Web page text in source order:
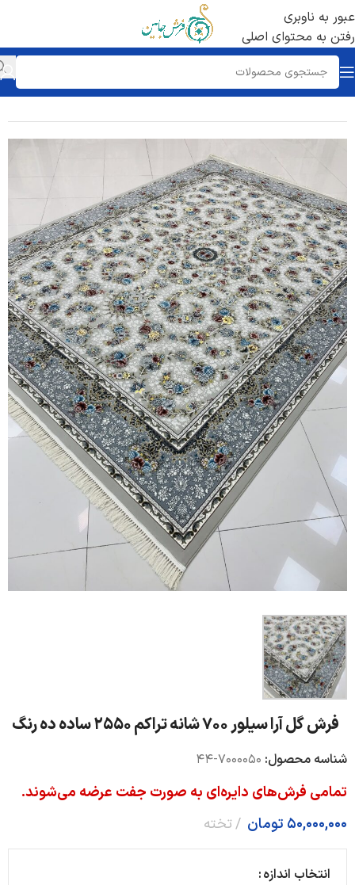
عبور به ناوبری
رفتن به محتوای اصلی
خانه/فرش 700 شانه /تراکم 2550 ساده
فرش گل آرا سیلور 700 شانه تراکم 2550 ساده ده رنگ
شناسه محصول: 7000050-44
تمامی فرش‌های دایره‌ای به صورت جفت عرضه می‌شوند.
50,000,000 تومان تخته
انتخاب اندازه